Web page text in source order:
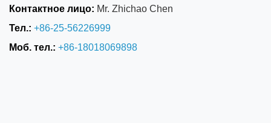
Контактное лицо: Mr. Zhichao Chen
Тел.: +86-25-56226999
Моб. тел.: +86-18018069898